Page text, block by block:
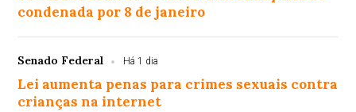
condenada por 8 de janeiro
Senado Federal Há 1 dia
Lei aumenta penas para crimes sexuais contra
crianças na internet